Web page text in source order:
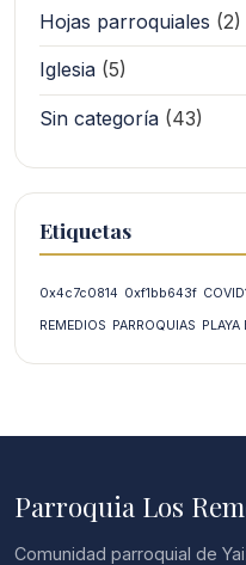
Hojas parroquiales (2)
Iglesia (5)
Sin categoría (43)
Etiquetas
0x4c7c0814 0xf1bb643f
REMEDIOS PARROQUIAS PLAYA
Parroquia Los
Comunidad parroquial de